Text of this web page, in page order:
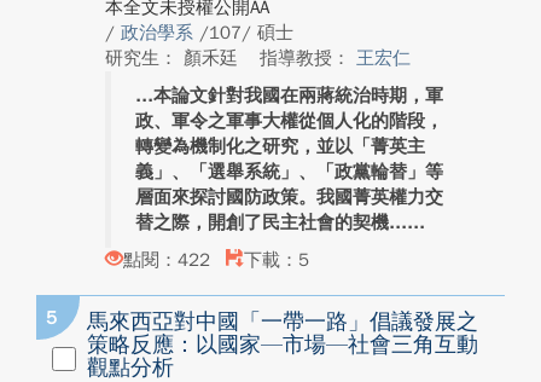
本全文未授權公開AA
/ 政治學系 /107/ 碩士
研究生： 顏禾廷
指導教授： 王宏仁
本論文針對我國在兩蔣統治時期，軍
政、軍令之軍事大權從個人化的階段，
轉變為機制化之研究，並以「菁英主
義」、「選舉系統」、「政黨輪替」等
層面來探討國防政策。我國菁英權力交
替之際，開創了民主社會的契機...
點閱：422
下載：5
5
馬來西亞對中國「一帶一路」倡議發展之
策略反應：以國家—市場—社會三角互動
觀點分析